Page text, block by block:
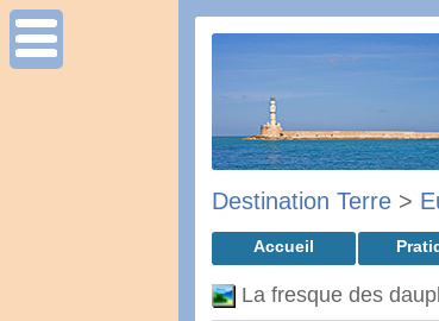
Destination Terre >
Accueil
La fresque des